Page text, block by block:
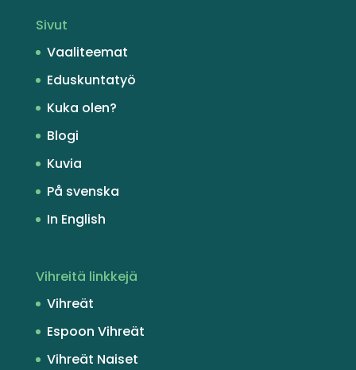
Sivut
Vaaliteemat
Eduskuntatyö
Kuka olen?
Blogi
Kuvia
På svenska
In English
Vihreitä linkkejä
Vihreät
Espoon Vihreät
Vihreät Naiset